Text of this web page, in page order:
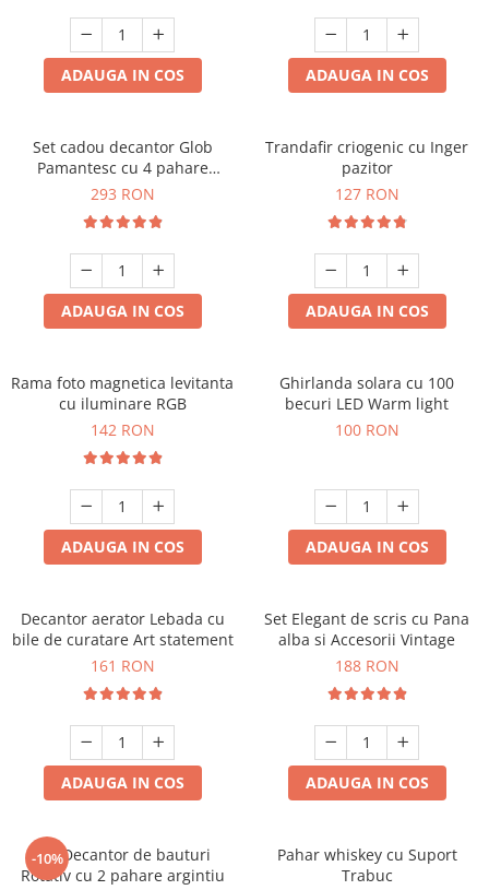
Cadouri Fete
Pentru Copilul din tine
Cadouri Haioase
Cadouri Majorat
Cadouri pentru Nasi
Cadouri pentru Bunici
Cadouri pentru Sefi
Cel ce are tot
Cani si Termosuri
Jocuri si Puzzle
Produse pentru Calatorie
Cadouri Sfantul Alexandru
Cadouri Sfanta Ana
Cadouri Sfanta Maria
Cadouri Sfintii Mihail si Gavriil
ADAUGA IN COS ADAUGA IN COS
Set cadou decantor Glob
Pamantesc cu 4 pahare
Deluxe
293 RON
ADAUGA IN COS
Trandafir criogenic cu Inger
pazitor
127 RON
ADAUGA IN COS
Rama foto magnetica levitanta
cu iluminare RGB
142 RON
ADAUGA IN COS
Ghirlanda solara cu 100
becuri LED Warm light
100 RON
ADAUGA IN COS
Decantor aerator Lebada cu
bile de curatare Art statement
161 RON
ADAUGA IN COS
Set Elegant de scris cu Pana
alba si Accesorii Vintage
188 RON
ADAUGA IN COS
-10%
Set Decantor de bauturi
Rotativ cu 2 pahare argintiu
Pahar whiskey cu Suport
Trabuc